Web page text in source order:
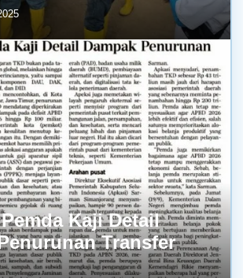
Kaji Detail
Transfer